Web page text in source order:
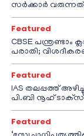
സർക്കാർ വരുന്നത്
Featured
CBSE
പരാതി;
Featured
IAS തലപ്പത്ത്
പി.ബി നൂഹ്
Featured